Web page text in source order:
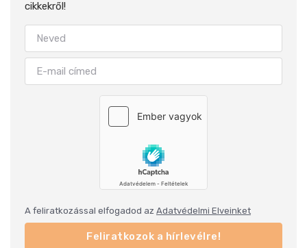
cikkekről!
A feliratkozással elfogadod az Adatvédelmi Elveinket
Feliratkozok a hírlevélre!